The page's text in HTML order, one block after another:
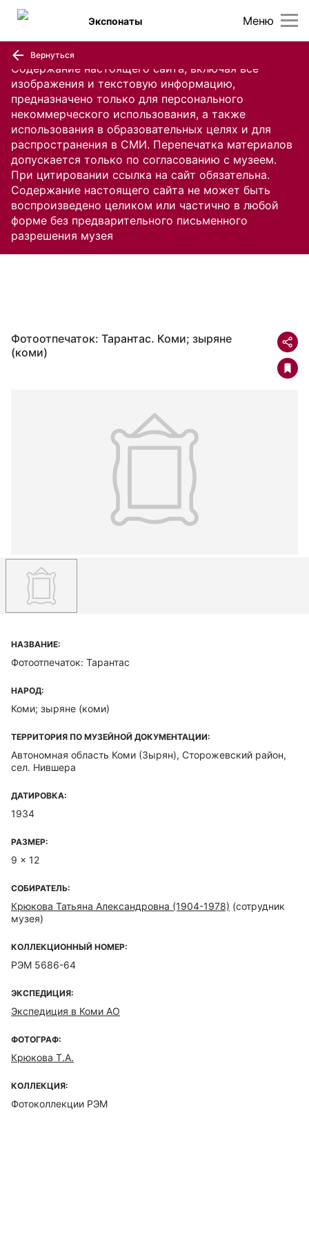
Содержание настоящего сайта, включая все
изображения и текстовую информацию,
предназначено только для персонального
некоммерческого использования, а также
использования в образовательных целях и для
распространения в СМИ. Перепечатка материалов
допускается только по согласованию с музеем.
При цитировании ссылка на сайт обязательна.
Содержание настоящего сайта не может быть
воспроизведено целиком или частично в любой
форме без предварительного письменного
разрешения музея
Меню
Экспонаты
Вернуться
Фотоотпечаток: Тарантас. Коми; зыряне
(коми)
НАЗВАНИЕ:
Фотоотпечаток: Тарантас
НАРОД:
Коми; зыряне (коми)
ТЕРРИТОРИЯ ПО МУЗЕЙНОЙ ДОКУМЕНТАЦИИ:
Автономная область Коми (Зырян), Сторожевский район,
сел. Нившера
ДАТИРОВКА:
1934
РАЗМЕР:
9 x 12
СОБИРАТЕЛЬ:
Крюкова Татьяна Александровна (1904-1978) (сотрудник
музея)
КОЛЛЕКЦИОННЫЙ НОМЕР:
РЭМ 5686-64
ЭКСПЕДИЦИЯ:
Экспедиция в Коми АО
ФОТОГРАФ:
Крюкова Т.А.
КОЛЛЕКЦИЯ:
Фотоколлекции РЭМ